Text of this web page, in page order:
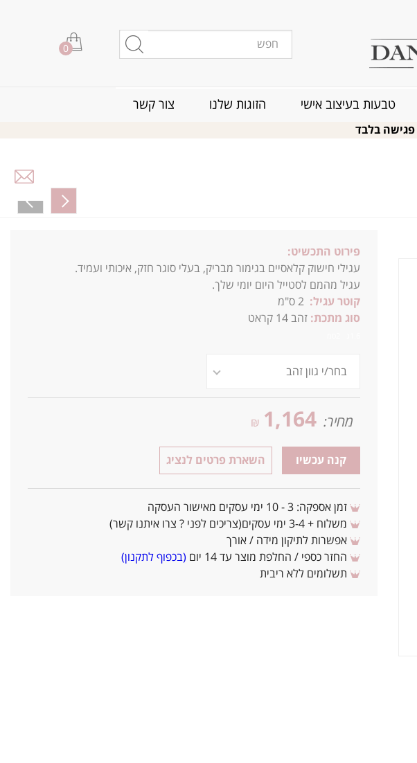
0
טבעות בעיצוב אישי הזוגות שלנו צור קשר
פגישה בלבד
פירוט התכשיט:
עגילי חישוק קלאסיים בגימור מבריק, בעלי סוגר חזק, איכותי ועמיד.
עגיל מהמם לסטייל היום יומי שלך.
קוטר עגיל: 2ס"מ
סוג מתכת: זהב 14 קראט
מחיר: 1,164
₪
קנה עכשיו השארת פרטים לנציג
זמן אספקה: 3 - 10 ימי עסקים מאישור העסקה
משלוח + 3-4 ימי עסקים(צריכים לפני ? צרו איתנו קשר)
אפשרות לתיקון מידה / אורך
החזר כספי / החלפת מוצר עד 14 יום
(בכפוף לתקנון)
תשלומים ללא ריבית